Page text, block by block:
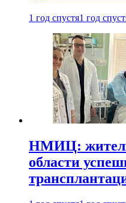
1 год спустя1 год
НМИЦ:
области